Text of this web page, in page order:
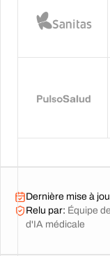
Dernière mise à
Relu par: Équipe
d'IA médicale